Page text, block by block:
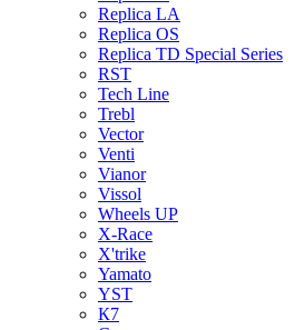
Replica LA
Replica OS
Replica TD Special Series
RST
Tech Line
Trebl
Vector
Venti
Vianor
Vissol
Wheels UP
X-Race
X'trike
Yamato
YST
К7